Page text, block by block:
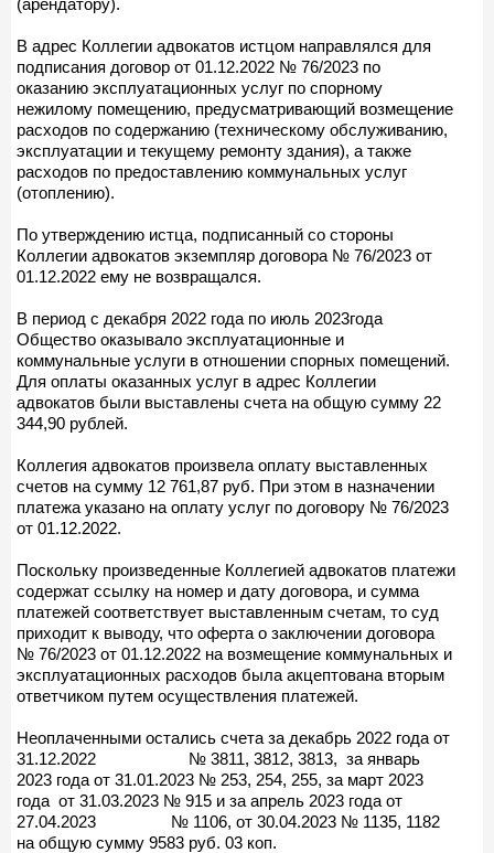
В адрес Коллегии адвокатов истцом направлялся для
подписания договор от 01.12.2022 № 76/2023 по
оказанию эксплуатационных услуг по спорному
нежилому помещению, предусматривающий возмещение
расходов по содержанию (техническому обслуживанию,
эксплуатации и текущему ремонту здания), а также
расходов по предоставлению коммунальных услуг
(отоплению).
По утверждению истца, подписанный со стороны
Коллегии адвокатов экземпляр договора № 76/2023 от
01.12.2022 ему не возвращался.
В период с декабря 2022 года по июль 2023года
Общество оказывало эксплуатационные и
коммунальные услуги в отношении спорных помещений.
Для оплаты оказанных услуг в адрес Коллегии
адвокатов были выставлены счета на общую сумму 22
344,90 рублей.
Коллегия адвокатов произвела оплату выставленных
счетов на сумму 12 761,87 руб. При этом в назначении
платежа указано на оплату услуг по договору № 76/2023
от 01.12.2022.
Поскольку произведенные Коллегией адвокатов платежи
содержат ссылку на номер и дату договора, и сумма
платежей соответствует выставленным счетам, то суд
приходит к выводу, что оферта о заключении договора
№ 76/2023 от 01.12.2022 на возмещение коммунальных и
эксплуатационных расходов была акцептована вторым
ответчиком путем осуществления платежей.
Неоплаченными остались счета за декабрь 2022 года от
31.12.2022 № 3811, 3812, 3813, за январь
2023 года от 31.01.2023 № 253, 254, 255, за март 2023
года от 31.03.2023 № 915 и за апрель 2023 года от
27.04.2023 № 1106, от 30.04.2023 № 1135, 1182
на общую сумму 9583 руб. 03 коп.